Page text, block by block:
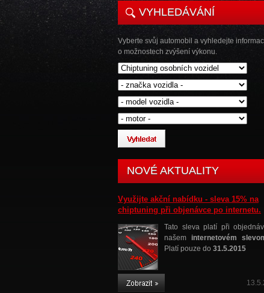
VYHLEDÁVÁNÍ
Vyberte svůj automobil a vyhledejte
o možnostech zvýšení výkonu.
NOVÉ AKTUALITY
Využijte akční nabídku - sleva 15% na
chiptuning při objenávce po internetu.
Tato sleva platí při
našem internetovém
Platí pouze do 31.5.2015